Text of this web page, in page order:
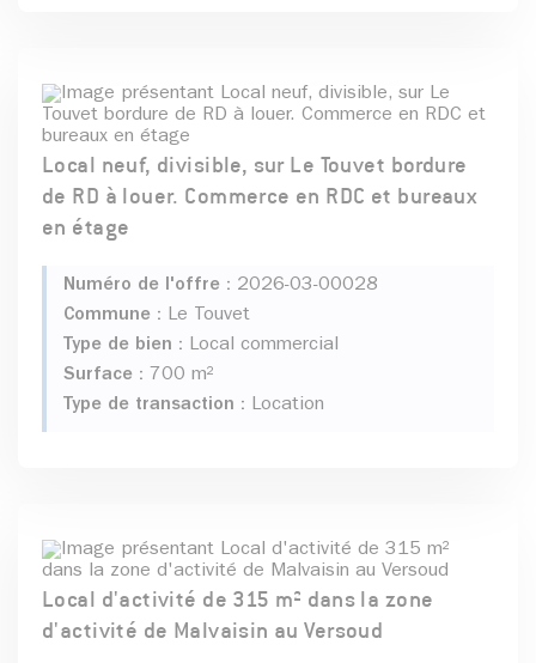
Local neuf, divisible, sur Le Touvet bordure
de RD à louer. Commerce en RDC et bureaux
en étage
Numéro de l'offre : 2026-03-00028
Commune : Le Touvet
Type de bien : Local commercial
Surface : 700 m²
Type de transaction : Location
Local d'activité de 315 m² dans la zone
d'activité de Malvaisin au Versoud